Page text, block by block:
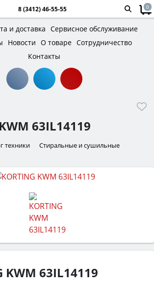
8 (3412) 46-55-55 0
и доставка Сервисное обслуживание
Новости О товаре Сотрудничество
Контакты
63IL14119
техники
Стиральные и сушильные
KWM 63IL14119